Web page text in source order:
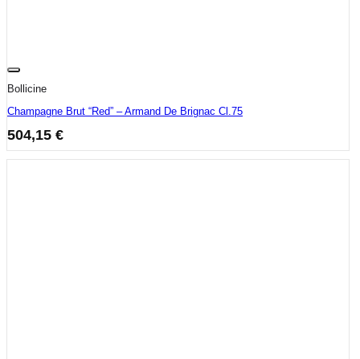
Bollicine
Champagne Brut “Red” – Armand De Brignac Cl.75
504,15 €